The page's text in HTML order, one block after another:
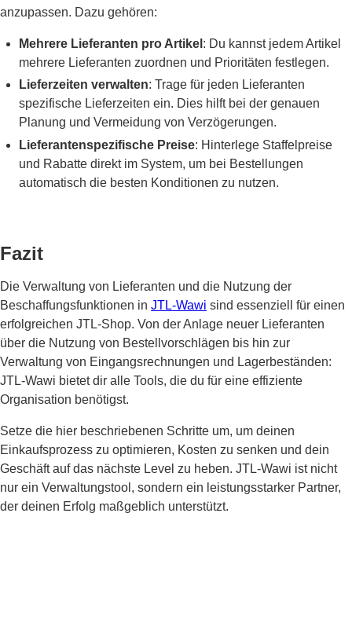
anzupassen. Dazu gehören:
Mehrere Lieferanten pro Artikel : Du kannst jedem Artikel
mehrere Lieferanten zuordnen und Prioritäten festlegen.
Lieferzeiten verwalten: Trage für jeden Lieferanten
spezifische Lieferzeiten ein. Dies hilft bei der genauen
Planung und Vermeidung von Verzögerungen.
Lieferantenspezifische Preise: Hinterlege Staffelpreise
und Rabatte direkt im System, um bei Bestellungen
automatisch die besten Konditionen zu nutzen.
Fazit
Die Verwaltung von Lieferanten und die Nutzung der
Beschaffungsfunktionen in JTL-Wawi sind essenziell für einen
erfolgreichen JTL-Shop. Von der Anlage neuer Lieferanten
über die Nutzung von Bestellvorschlägen bis hin zur
Verwaltung von Eingangsrechnungen und Lagerbeständen:
JTL-Wawi bietet dir alle Tools, die du für eine effiziente
Organisation benötigst.
Setze die hier beschriebenen Schritte um, um deinen
Einkaufsprozess zu optimieren, Kosten zu senken und dein
Geschäft auf das nächste Level zu heben. JTL-Wawi ist nicht
nur ein Verwaltungstool, sondern ein leistungsstarker Partner,
der deinen Erfolg maßgeblich unterstützt.